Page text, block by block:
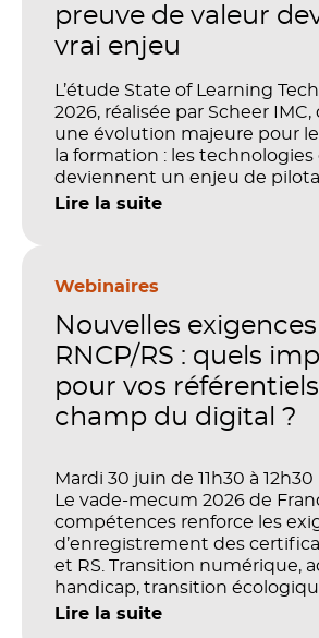
preuve de valeur
vrai enjeu
L’étude State of Learning
2026, réalisée par Scheer
une évolution majeure pour
la formation : les
deviennent un enjeu de
performance et de preuve de
stratégique. Mais comment
investissements sur les
productivité et la
Lire la suite
Webinaires
Nouvelles exigences
RNCP/RS : quels
pour vos
champ du digital ?
Mardi 30 juin de 11h30 à 12h30
Le vade-mecum 2026 de
compétences renforce les
d’enregistrement des
et RS. Transition numérique,
handicap, transition
impacts concrets pour les
Lire la suite